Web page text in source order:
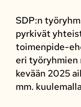
SDP:n
pyrkivät
toimenpide-
eri työryhmien
kevään 2025
mm.